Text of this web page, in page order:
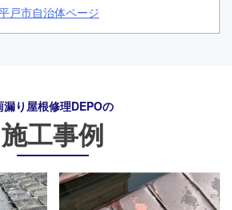
戸市自治体ページ
漏り屋根修理DEPOの
施工事例